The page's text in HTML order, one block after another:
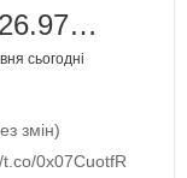
26.97…
сьогодні
змін)
0x07CuotfR